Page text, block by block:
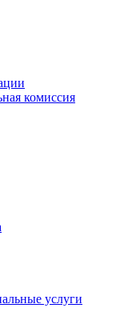
комиссия
услуги